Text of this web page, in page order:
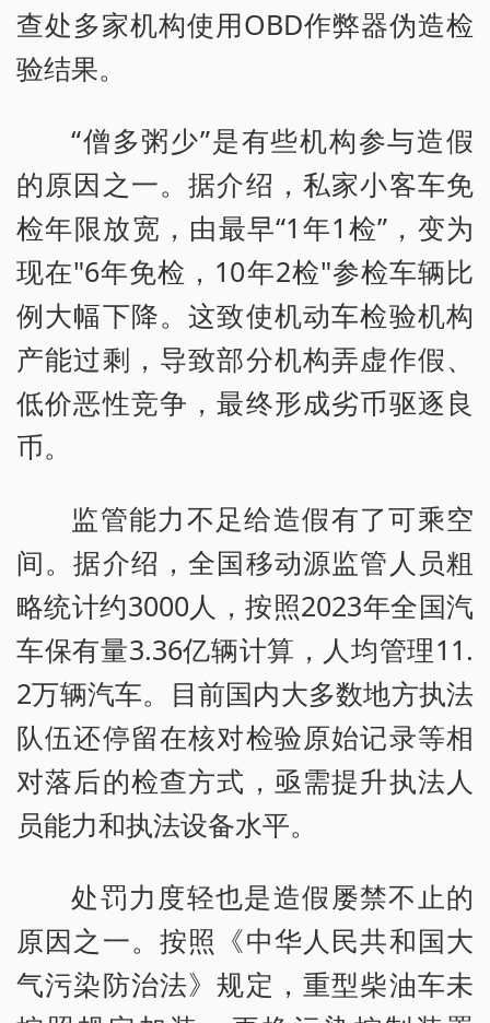
查处多家机构使用OBD作弊器伪造检
验结果。
“僧多粥少”是有些机构参与造假
的原因之一。据介绍，私家小客车免
检年限放宽，由最早“1年1检”，变为
现在"6年免检，10年2检"参检车辆比
例大幅下降。这致使机动车检验机构
产能过剩，导致部分机构弄虚作假、
低价恶性竞争，最终形成劣币驱逐良
币。
监管能力不足给造假有了可乘空
间。据介绍，全国移动源监管人员粗
略统计约3000人，按照2023年全国汽
车保有量3.36亿辆计算，人均管理11.
2万辆汽车。目前国内大多数地方执法
队伍还停留在核对检验原始记录等相
对落后的检查方式，亟需提升执法人
员能力和执法设备水平。
处罚力度轻也是造假屡禁不止的
原因之一。按照《中华人民共和国大
气污染防治法》规定，重型柴油车未